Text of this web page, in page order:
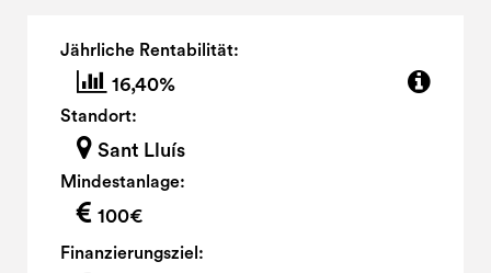
Jährliche Rentabilität:
16,40%
Standort:
Sant Lluís
Mindestanlage:
100€
Finanzierungsziel: